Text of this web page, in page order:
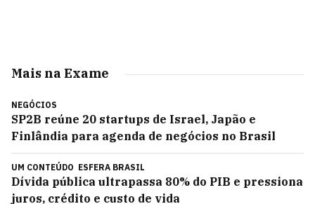
Mais na Exame
NEGÓCIOS
SP2B reúne 20 startups de Israel, Japão e
Finlândia para agenda de negócios no Brasil
UM CONTEÚDO ESFERA BRASIL
Dívida pública ultrapassa 80% do PIB e pressiona
juros, crédito e custo de vida